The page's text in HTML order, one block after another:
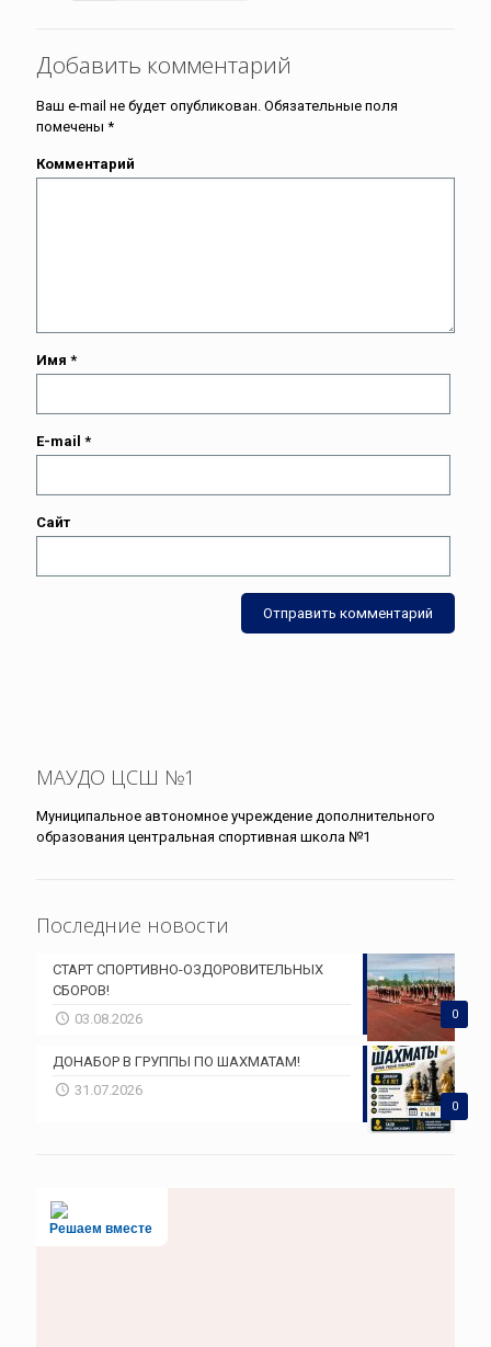
Добавить комментарий
Ваш e-mail не будет опубликован. Обязательные поля
помечены *
Комментарий
Имя *
E-mail *
Сайт
МАУДО ЦСШ №1
Муниципальное автономное учреждение дополнительного
образования центральная спортивная школа №1
Последние новости
0
СТАРТ СПОРТИВНО-ОЗДОРОВИТЕЛЬНЫХ
СБОРОВ!
03.08.2026
0
ДОНАБОР В ГРУППЫ ПО ШАХМАТАМ!
31.07.2026
Решаем вместе